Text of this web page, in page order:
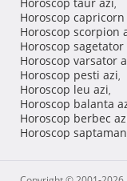
,
Horoscop capricorn
Horoscop scorpion
Horoscop sagetator
Horoscop varsator
Horoscop pesti azi,
Horoscop leu azi,
Horoscop balanta
Horoscop berbec
Horoscop